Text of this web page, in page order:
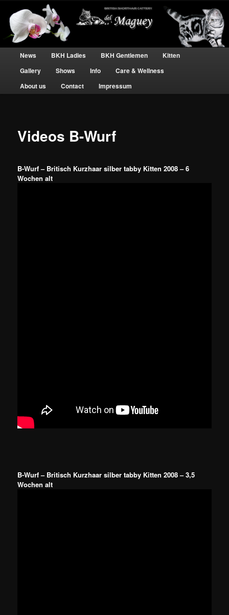
Britisch Kurzhaar silber tabby – Del
Maguey
BKH Katzen und Kater – silver tabby Hobbyzucht
Main menuSkip to primary content
Skip to secondary content
News BKH Ladies BKH Gentlemen
Kitten
Gallery
Shows Info
Care & Wellness
About us
Contact Impressum
Videos B-Wurf
B-Wurf – Britisch Kurzhaar silber tabby Kitten 2008 – 6
Wochen alt
B-Wurf – Britisch Kurzhaar silber tabby Kitten 2008 – 3,5
Wochen alt